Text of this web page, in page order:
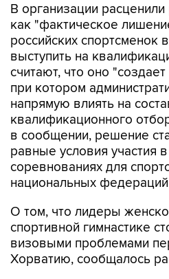
В организации
как "фактическое
российских спортсменок
выступить на
считают, что оно
при котором
напрямую влиять на
квалификационного
в сообщении, решение
равные условия участия
соревнованиях для
национальных
О том, что лидеры
спортивной гимнастике
визовыми проблемами
Хорватию, сообщалось